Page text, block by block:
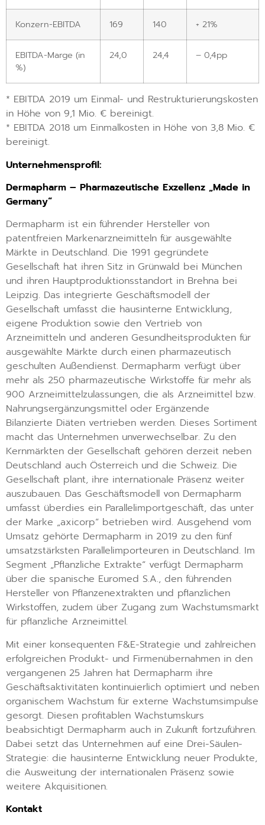
Konzern-EBITDA 169 140 + 21%
EBITDA-Marge (in
%)
24,0 24,4 – 0,4pp
* EBITDA 2019 um Einmal- und Restrukturierungskosten
in Höhe von 9,1 Mio. € bereinigt.
* EBITDA 2018 um Einmalkosten in Höhe von 3,8 Mio. €
bereinigt.
Unternehmensprofil:
Dermapharm – Pharmazeutische Exzellenz „Made in
Germany“
Dermapharm ist ein führender Hersteller von
patentfreien Markenarzneimitteln für ausgewählte
Märkte in Deutschland. Die 1991 gegründete
Gesellschaft hat ihren Sitz in Grünwald bei München
und ihren Hauptproduktionsstandort in Brehna bei
Leipzig. Das integrierte Geschäftsmodell der
Gesellschaft umfasst die hausinterne Entwicklung,
eigene Produktion sowie den Vertrieb von
Arzneimitteln und anderen Gesundheitsprodukten für
ausgewählte Märkte durch einen pharmazeutisch
geschulten Außendienst. Dermapharm verfügt über
mehr als 250 pharmazeutische Wirkstoffe für mehr als
900 Arzneimittelzulassungen, die als Arzneimittel bzw.
Nahrungsergänzungsmittel oder Ergänzende
Bilanzierte Diäten vertrieben werden. Dieses Sortiment
macht das Unternehmen unverwechselbar. Zu den
Kernmärkten der Gesellschaft gehören derzeit neben
Deutschland auch Österreich und die Schweiz. Die
Gesellschaft plant, ihre internationale Präsenz weiter
auszubauen. Das Geschäftsmodell von Dermapharm
umfasst überdies ein Parallelimportgeschäft, das unter
der Marke „axicorp“ betrieben wird. Ausgehend vom
Umsatz gehörte Dermapharm in 2019 zu den fünf
umsatzstärksten Parallelimporteuren in Deutschland. Im
Segment „Pflanzliche Extrakte“ verfügt Dermapharm
über die spanische Euromed S.A., den führenden
Hersteller von Pflanzenextrakten und pflanzlichen
Wirkstoffen, zudem über Zugang zum Wachstumsmarkt
für pflanzliche Arzneimittel.
Mit einer konsequenten F&E-Strategie und zahlreichen
erfolgreichen Produkt- und Firmenübernahmen in den
vergangenen 25 Jahren hat Dermapharm ihre
Geschäftsaktivitäten kontinuierlich optimiert und neben
organischem Wachstum für externe Wachstumsimpulse
gesorgt. Diesen profitablen Wachstumskurs
beabsichtigt Dermapharm auch in Zukunft fortzuführen.
Dabei setzt das Unternehmen auf eine Drei-Säulen-
Strategie: die hausinterne Entwicklung neuer Produkte,
die Ausweitung der internationalen Präsenz sowie
weitere Akquisitionen.
Kontakt